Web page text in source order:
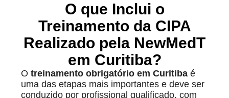
O que Inclui o
Treinamento da CIPA
Realizado pela NewMedT
em Curitiba?
Otreinamento obrigatório em Curitiba é
uma das etapas mais importantes e deve ser
conduzido por profissional qualificado, com